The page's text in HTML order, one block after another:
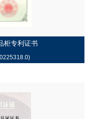
柜专利证书